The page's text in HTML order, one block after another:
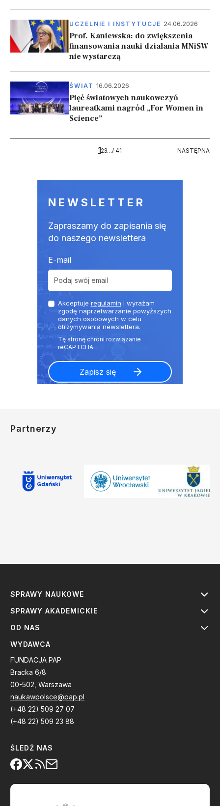
UCZELNIE I INSTYTUCJE 24.06.2026
Prof. Kaniewska: do zwiększenia
finansowania nauki działania MNiSW
nie wystarczą
ŚWIAT 16.06.2026
Pięć światowych naukowczyń
laureatkami nagród „For Women in
Science”
123…/ 41
41 NASTĘPNA
NASTĘPNA
NEWSLETTER
Zapraszamy do zapisania się
do naszego newslettera
E-mail
Akceptuje regulamin i wyrażam
zgodę naprzetwarzanie powyższych
danych osobowych w celu
otrzymywania newslettera.
Partnerzy
SPRAWY NAUKOWE
SPRAWY AKADEMICKIE
OD NAS
WYDAWCA
FUNDACJA PAP
Bracka 6/8
00-502, Warszawa
naukawpolsce@pap.pl
(+48 22) 509 27 07
(+48 22) 509 23 88
ŚLEDŹ NAS